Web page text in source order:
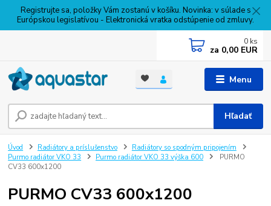
Registrujte sa, položky Vám zostanú v košíku. Novinka: v súlade s
Európskou legislatívou - Elektronická vratka odstúpenie od zmluvy.
Menu
Hľadať
0 ks
za 0,00 EUR
Úvod Radiátory a príslušenstvo
Radiátory so spodným pripojením
Purmo radiátor VKO 33
Purmo radiátor VKO 33 výška 600
PURMO
CV33 600x1200
PURMO CV33 600x1200